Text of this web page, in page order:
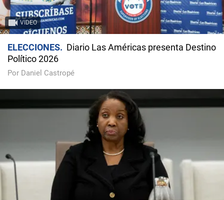
VIDEO
ELECCIONES
Diario Las Américas presenta Destino
Político 2026
Por Daniel Castropé